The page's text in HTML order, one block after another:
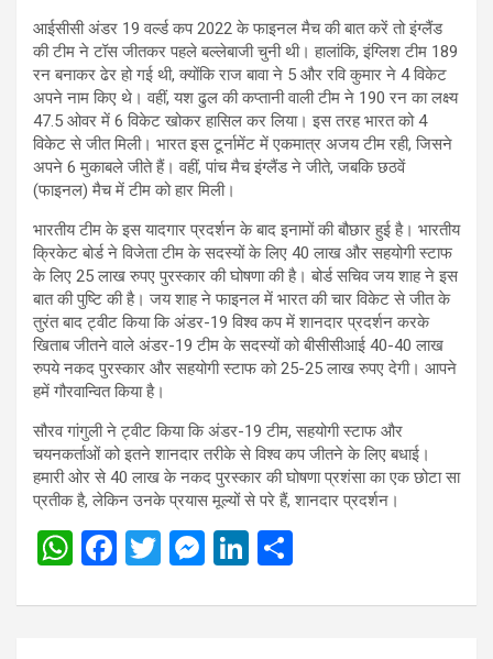
आईसीसी अंडर 19 वर्ल्ड कप 2022 के फाइनल मैच की बात करें तो इंग्लैंड
की टीम ने टॉस जीतकर पहले बल्लेबाजी चुनी थी। हालांकि, इंग्लिश टीम 189
रन बनाकर ढेर हो गई थी, क्योंकि राज बावा ने 5 और रवि कुमार ने 4 विकेट
अपने नाम किए थे। वहीं, यश ढुल की कप्तानी वाली टीम ने 190 रन का लक्ष्य
47.5 ओवर में 6 विकेट खोकर हासिल कर लिया। इस तरह भारत को 4
विकेट से जीत मिली। भारत इस टूर्नामेंट में एकमात्र अजय टीम रही, जिसने
अपने 6 मुकाबले जीते हैं। वहीं, पांच मैच इंग्लैंड ने जीते, जबकि छठवें
(फाइनल) मैच में टीम को हार मिली।
भारतीय टीम के इस यादगार प्रदर्शन के बाद इनामों की बौछार हुई है। भारतीय
क्रिकेट बोर्ड ने विजेता टीम के सदस्यों के लिए 40 लाख और सहयोगी स्टाफ
के लिए 25 लाख रुपए पुरस्कार की घोषणा की है। बोर्ड सचिव जय शाह ने इस
बात की पुष्टि की है। जय शाह ने फाइनल में भारत की चार विकेट से जीत के
तुरंत बाद ट्वीट किया कि अंडर-19 विश्व कप में शानदार प्रदर्शन करके
खिताब जीतने वाले अंडर-19 टीम के सदस्यों को बीसीसीआई 40-40 लाख
रुपये नकद पुरस्कार और सहयोगी स्टाफ को 25-25 लाख रुपए देगी। आपने
हमें गौरवान्वित किया है।
सौरव गांगुली ने ट्वीट किया कि अंडर-19 टीम, सहयोगी स्टाफ और
चयनकर्ताओं को इतने शानदार तरीके से विश्व कप जीतने के लिए बधाई।
हमारी ओर से 40 लाख के नकद पुरस्कार की घोषणा प्रशंसा का एक छोटा सा
प्रतीक है, लेकिन उनके प्रयास मूल्यों से परे हैं, शानदार प्रदर्शन।
W
at
F
ce
T
tt
M
se
Li
ke ar